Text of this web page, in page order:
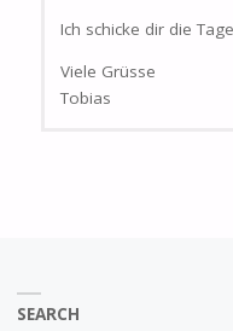
Ich schicke dir die
Viele Grüsse
Tobias
SEARCH